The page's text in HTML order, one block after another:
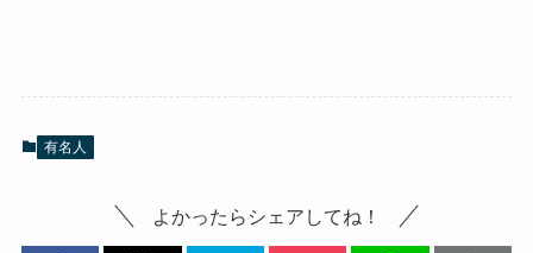
有名人
よかったらシェアしてね！